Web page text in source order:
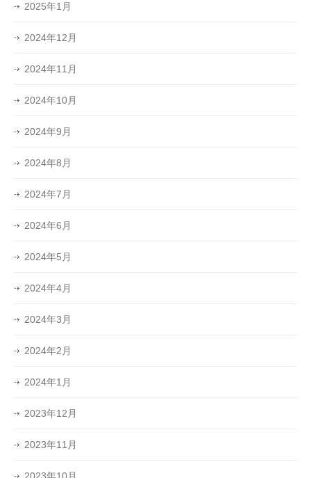
2025年1月
2024年12月
2024年11月
2024年10月
2024年9月
2024年8月
2024年7月
2024年6月
2024年5月
2024年4月
2024年3月
2024年2月
2024年1月
2023年12月
2023年11月